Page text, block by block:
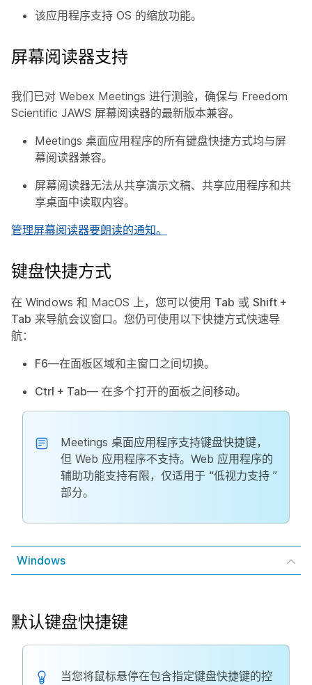
该应用程序支持 OS 的缩放功能。
屏幕阅读器支持
我们已对 Webex Meetings 进行测验，确保与 Freedom
Scientific JAWS 屏幕阅读器的最新版本兼容。
Meetings 桌面应用程序的所有键盘快捷方式均与屏
幕阅读器兼容。
屏幕阅读器无法从共享演示文稿、共享应用程序和共
享桌面中读取内容。
管理屏幕阅读器要朗读的通知。
键盘快捷方式
在 Windows 和 MacOS 上，您可以使用 Tab 或 Shift +
Tab 来导航会议窗口。您仍可使用以下快捷方式快速导
航：
F6—在面板区域和主窗口之间切换。
Ctrl + Tab— 在多个打开的面板之间移动。
Meetings 桌面应用程序支持键盘快捷键，
但 Web 应用程序不支持。Web 应用程序的
辅助功能支持有限，仅适用于 “低视力支持 ”
部分。
Windows
默认键盘快捷键
当您将鼠标悬停在包含指定键盘快捷键的控